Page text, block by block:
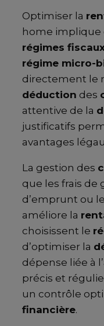
Optimiser la
home implique
régimes
régime micro-
directement le
déduction des
attentive de la
justificatifs
avantages
La gestion des
que les frais de
d’emprunt ou
améliore la
choisissent le
d’optimiser la
dépense liée à
précis et
un contrôle
financière.